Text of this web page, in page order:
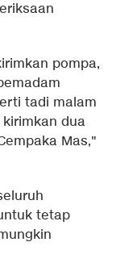
pompa,
tadi malam
kirimkan dua
Mas,"
tetap